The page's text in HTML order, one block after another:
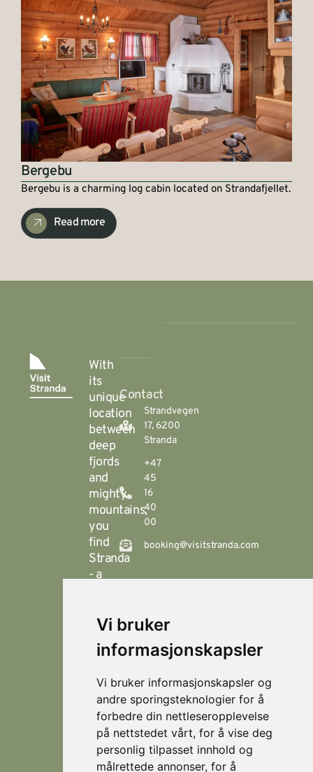
Vi bruker
informasjonskapsler
Vi bruker informasjonskapsler og
andre sporingsteknologier for å
forbedre din nettleseropplevelse
på nettstedet vårt, for å vise deg
personlig tilpasset innhold og
målrettede annonser, for å
Bergebu
Bergebu is a charming log cabin located on Strandafjellet.
Read more
With
its
unique
location
between
deep
fjords
and
mighty
mountains,
you
find
Stranda
- a
destination
that
offers
hiking
during
the
summer,
and
which
Contact
Strandvegen
17, 6200
Stranda
+47
45
16
40
00
booking@visitstranda.com
Locations
Fjellsætra
Stranda
Strandafjellet
Stranda
Horn Media